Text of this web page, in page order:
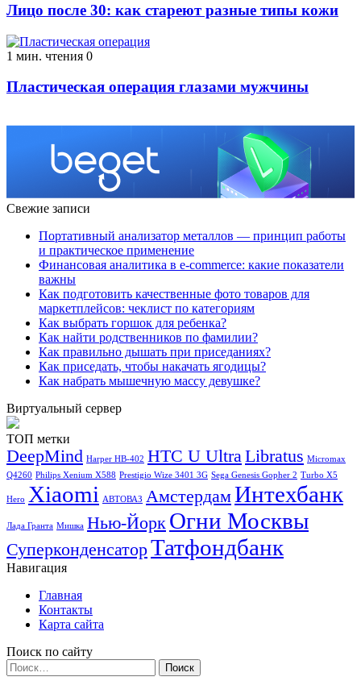
Лицо после 30: как стареют разные типы кожи
1 мин. чтения 0
Пластическая операция глазами мужчины
Свежие записи
Портативный анализатор металлов — принцип работы
и практическое применение
Финансовая аналитика в e-commerce: какие показатели
важны
Как подготовить качественные фото товаров для
маркетплейсов: чеклист по категориям
Как выбрать горшок для ребенка?
Как найти родственников по фамилии?
Как правильно дышать при приседаниях?
Как приседать, чтобы накачать ягодицы?
Как набрать мышечную массу девушке?
Виртуальный сервер
ТОП метки
DeepMind Harper HB-402 HTC U UltraLibratus Micromax
Q4260 Philips Xenium X588 Prestigio Wize 3401 3G Sega Genesis Gopher 2 Turbo X5
Hero Xiaomi АВТОВАЗ АмстердамИнтехбанк
Лада Гранта Мишка Нью-Йорк Огни Москвы
СуперконденсаторТатфондбанк
Навигация
Главная
Контакты
Карта сайта
Поиск по сайту
Найти: